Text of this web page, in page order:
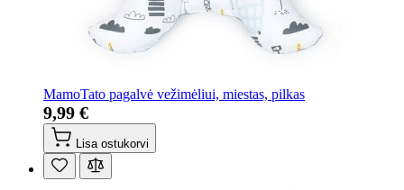
MamoTato pagalvė vežimėliui, miestas, pilkas
9,99 €
Lisa ostukorvi